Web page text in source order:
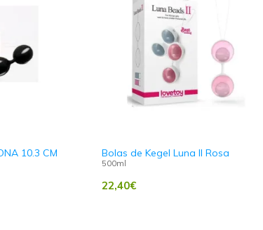
10.3 CM
Bolas de Kegel Luna II Rosa
500ml
22,40€